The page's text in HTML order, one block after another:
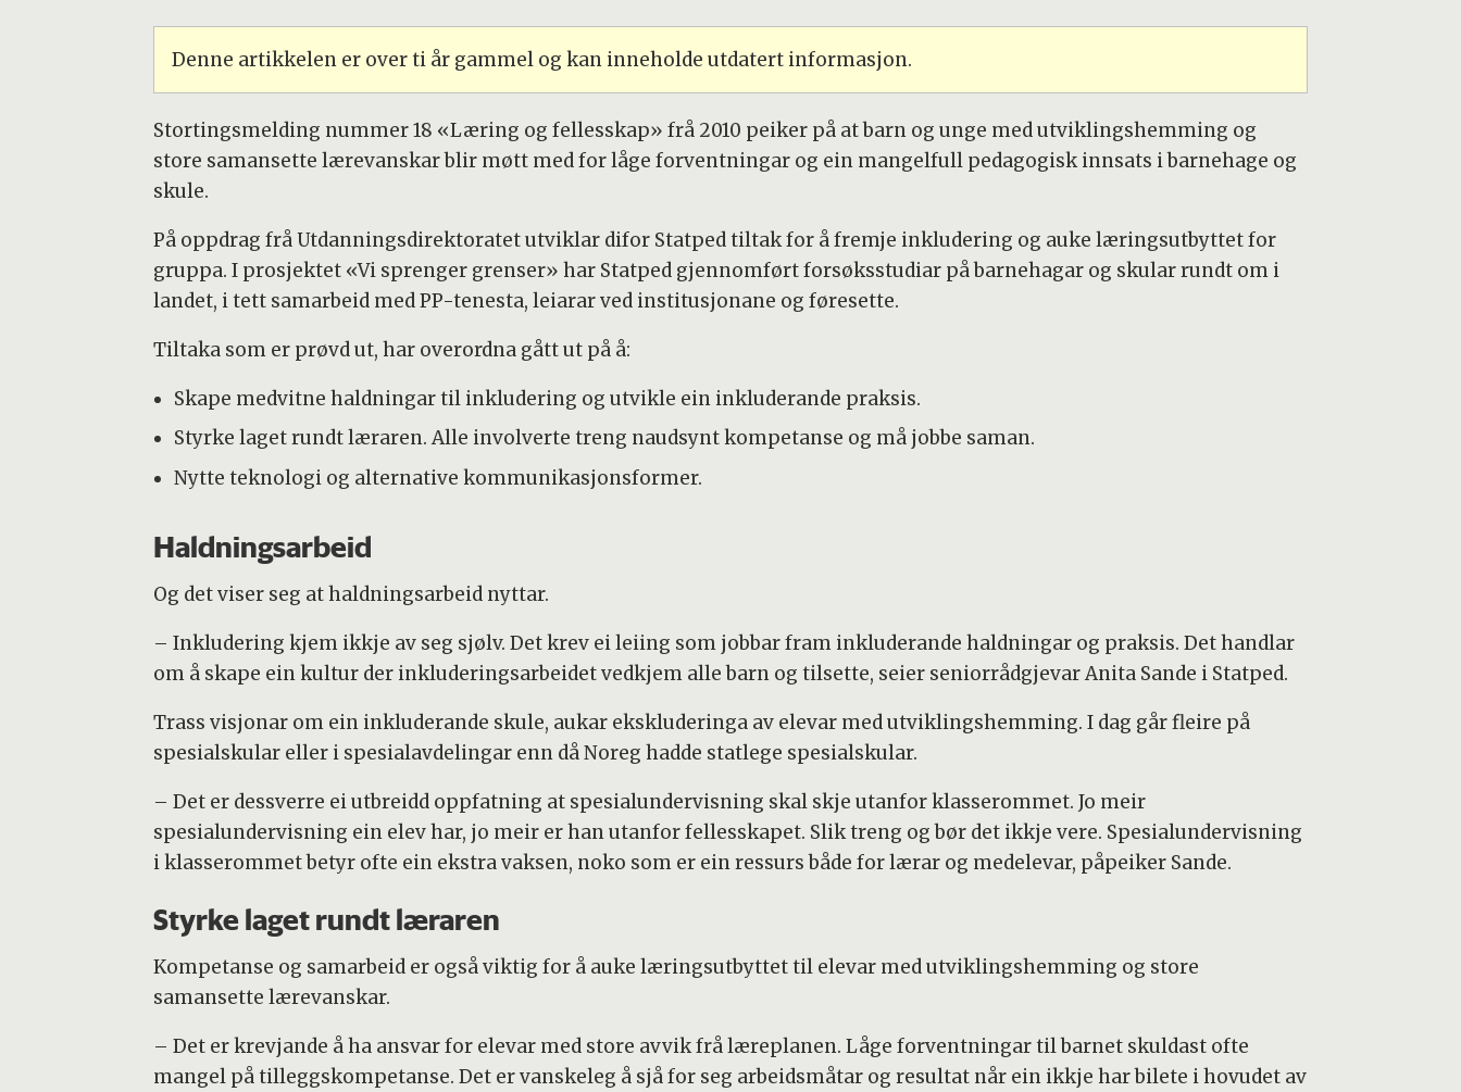
Denne artikkelen er over ti år gammel og kan inneholde utdatert informasjon.
Stortingsmelding nummer 18 «Læring og fellesskap» frå 2010 peiker på at barn og unge med utviklingshemming og
store samansette lærevanskar blir møtt med for låge forventningar og ein mangelfull pedagogisk innsats i barnehage og
skule.
På oppdrag frå Utdanningsdirektoratet utviklar difor Statped tiltak for å fremje inkludering og auke læringsutbyttet for
gruppa. I prosjektet «Vi sprenger grenser» har Statped gjennomført forsøksstudiar på barnehagar og skular rundt om i
landet, i tett samarbeid med PP-tenesta, leiarar ved institusjonane og føresette.
Tiltaka som er prøvd ut, har overordna gått ut på å:
Skape medvitne haldningar til inkludering og utvikle ein inkluderande praksis.
Styrke laget rundt læraren. Alle involverte treng naudsynt kompetanse og må jobbe saman.
Nytte teknologi og alternative kommunikasjonsformer.
Haldningsarbeid
Og det viser seg at haldningsarbeid nyttar.
– Inkludering kjem ikkje av seg sjølv. Det krev ei leiing som jobbar fram inkluderande haldningar og praksis. Det handlar
om å skape ein kultur der inkluderingsarbeidet vedkjem alle barn og tilsette, seier seniorrådgjevar Anita Sande i Statped.
Trass visjonar om ein inkluderande skule, aukar ekskluderinga av elevar med utviklingshemming. I dag går fleire på
spesialskular eller i spesialavdelingar enn då Noreg hadde statlege spesialskular.
– Det er dessverre ei utbreidd oppfatning at spesialundervisning skal skje utanfor klasserommet. Jo meir
spesialundervisning ein elev har, jo meir er han utanfor fellesskapet. Slik treng og bør det ikkje vere. Spesialundervisning
i klasserommet betyr ofte ein ekstra vaksen, noko som er ein ressurs både for lærar og medelevar, påpeiker Sande.
Styrke laget rundt læraren
Kompetanse og samarbeid er også viktig for å auke læringsutbyttet til elevar med utviklingshemming og store
samansette lærevanskar.
– Det er krevjande å ha ansvar for elevar med store avvik frå læreplanen. Låge forventningar til barnet skuldast ofte
mangel på tilleggskompetanse. Det er vanskeleg å sjå for seg arbeidsmåtar og resultat når ein ikkje har bilete i hovudet av